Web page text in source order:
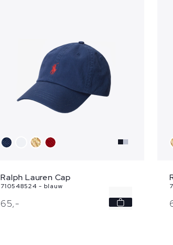
Ralph Lauren Cap
710548524 - blauw
65,- -